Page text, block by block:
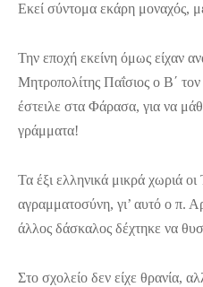
Εκεί σύντομα εκάρη μοναχός,
Την εποχή εκείνη όμως είχαν
Μητροπολίτης Παΐσιος ο Β΄ τον
έστειλε στα Φάρασα, για να
γράμματα!
Τα έξι ελληνικά μικρά χωριά
αγραμματοσύνη, γι’ αυτό ο π.
άλλος δάσκαλος δέχτηκε να
Στο σχολείο δεν είχε θρανία,